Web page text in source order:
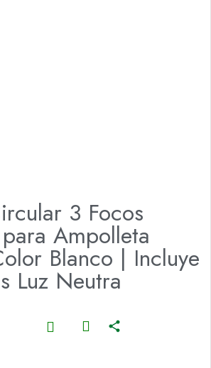
3 Focos
Ampolleta
Blanco | Incluye
Luz Neutra